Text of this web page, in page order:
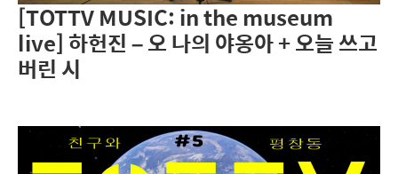
[TOTTV MUSIC: in the museum
live] 하헌진 – 오 나의 야옹아 + 오늘 쓰고
버린 시